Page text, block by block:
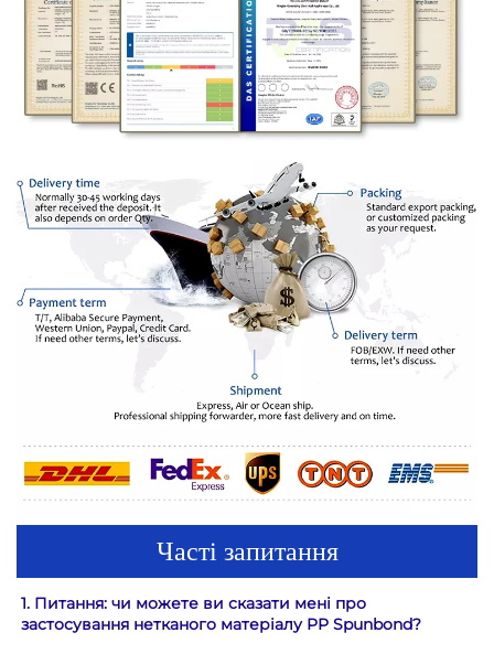
Часті запитання
1. Питання: чи можете ви сказати мені про
застосування нетканого матеріалу PP Spunbond?